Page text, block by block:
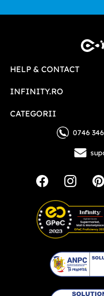
HELP & CONTACT
INFINITY.RO
CATEGORII
0746